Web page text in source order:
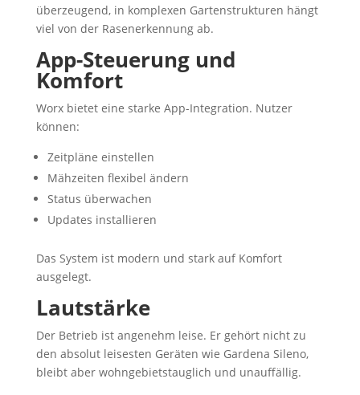
überzeugend, in komplexen Gartenstrukturen hängt
viel von der Rasenerkennung ab.
App-Steuerung und
Komfort
Worx bietet eine starke App-Integration. Nutzer
können:
Zeitpläne einstellen
Mähzeiten flexibel ändern
Status überwachen
Updates installieren
Das System ist modern und stark auf Komfort
ausgelegt.
Lautstärke
Der Betrieb ist angenehm leise. Er gehört nicht zu
den absolut leisesten Geräten wie Gardena Sileno,
bleibt aber wohngebietstauglich und unauffällig.